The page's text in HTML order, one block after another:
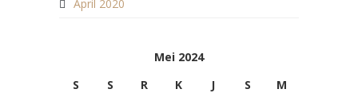
April 2020
Mei 2024
S
S R K J S
M